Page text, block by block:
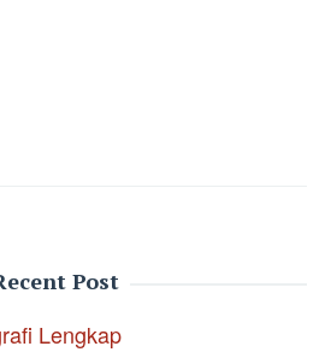
Post
Lengkap